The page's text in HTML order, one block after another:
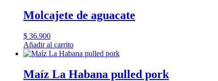
Molcajete de aguacate
$ 36.900
Añadir al carrito
Maíz La Habana pulled pork